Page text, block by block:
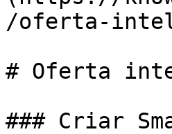
/oferta-
# Oferta
### Criar